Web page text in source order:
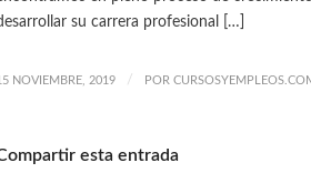
su carrera profesional […]
NOVIEMBRE, 2019 / POR
esta entrada